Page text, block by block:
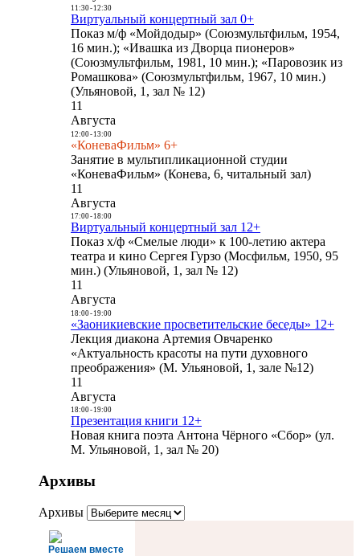
11:30- 12:30
Виртуальный концертный зал 0+
Показ м/ф «Мойдодыр» (Союзмультфильм, 1954,
16 мин.); «Ивашка из Дворца пионеров»
(Союзмультфильм, 1981, 10 мин.); «Паровозик из
Ромашкова» (Союзмультфильм, 1967, 10 мин.)
(Ульяновой, 1, зал № 12)
11
Августа
12:00- 13:00
«КоневаФильм» 6+
Занятие в мультипликационной студии
«КоневаФильм» (Конева, 6, читальный зал)
11
Августа
17:00- 18:00
Виртуальный концертный зал 12+
Показ х/ф «Смелые люди» к 100-летию актера
театра и кино Сергея Гурзо (Мосфильм, 1950, 95
мин.) (Ульяновой, 1, зал № 12)
11
Августа
18:00- 19:00
«Заоникиевские просветительские беседы» 12+
Лекция диакона Артемия Овчаренко
«Актуальность красоты на пути духовного
преображения» (М. Ульяновой, 1, зале №12)
11
Августа
18:00- 19:00
Презентация книги 12+
Новая книга поэта Антона Чёрного «Сбор» (ул.
М. Ульяновой, 1, зал № 20)
Архивы
Архивы
Решаем вместе